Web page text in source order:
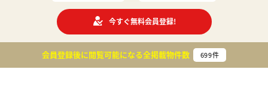
今すぐ無料会員登録!
会員登録後に閲覧可能になる全掲載物件数 699件